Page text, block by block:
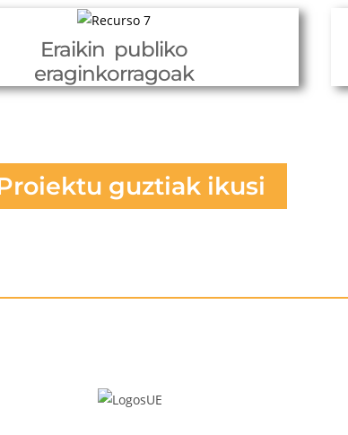
Eraikin publiko
eraginkorragoak
guztiak ikusi